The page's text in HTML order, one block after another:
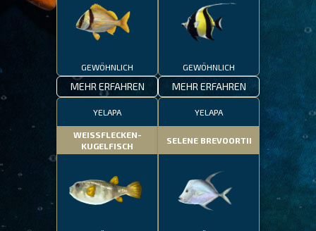
GEWÖHNLICH
MEHR ERFAHREN
GEWÖHNLICH
MEHR ERFAHREN
YELAPA
WEISSFLECKEN-
KUGELFISCH
YELAPA
SELENE BREVOORTII